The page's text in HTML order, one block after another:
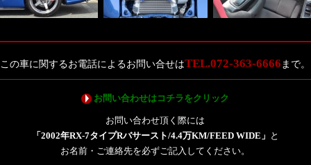
この車に関するお電話によるお問い合せはTEL.072-363-6666 まで。
お問い合わせはコチラをクリック
お問い合わせ頂く際には
「2002年RX-7タイプRバサースト/4.4万KM/FEED WIDE」 と
お名前・ご連絡先を必ずご記入してください。